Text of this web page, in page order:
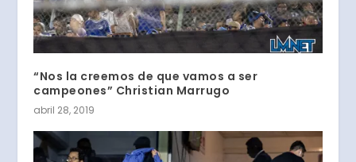
“Nos la creemos de que vamos a ser
campeones” Christian Marrugo
abril 28, 2019